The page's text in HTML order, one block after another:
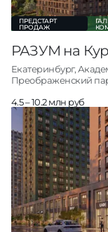
ПРЕДСТАРТ
ПРОДАЖ
РАЗУМ на
Екатеринбург,
Преображенский
4.5 – 10.2 млн руб
Студии30
1-комн53
2-комн42
3-комн +11
О проекте